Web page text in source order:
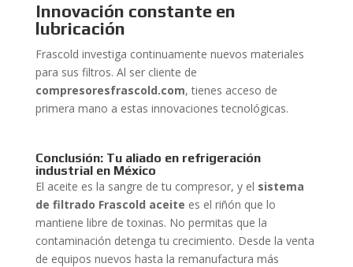
Innovación constante en
lubricación
Frascold investiga continuamente nuevos materiales
para sus filtros. Al ser cliente de
compresoresfrascold.com, tienes acceso de
primera mano a estas innovaciones tecnológicas.
Conclusión: Tu aliado en refrigeración
industrial en México
El aceite es la sangre de tu compresor, y el sistema
de filtrado Frascold aceite es el riñón que lo
mantiene libre de toxinas. No permitas que la
contaminación detenga tu crecimiento. Desde la venta
de equipos nuevos hasta la remanufactura más